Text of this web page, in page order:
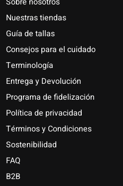
Nuestras tiendas
Guía de tallas
Consejos para el cuidado
Terminología
Entrega y Devolución
Programa de fidelización
Política de privacidad
Términos y Condiciones
Sostenibilidad
FAQ
B2B